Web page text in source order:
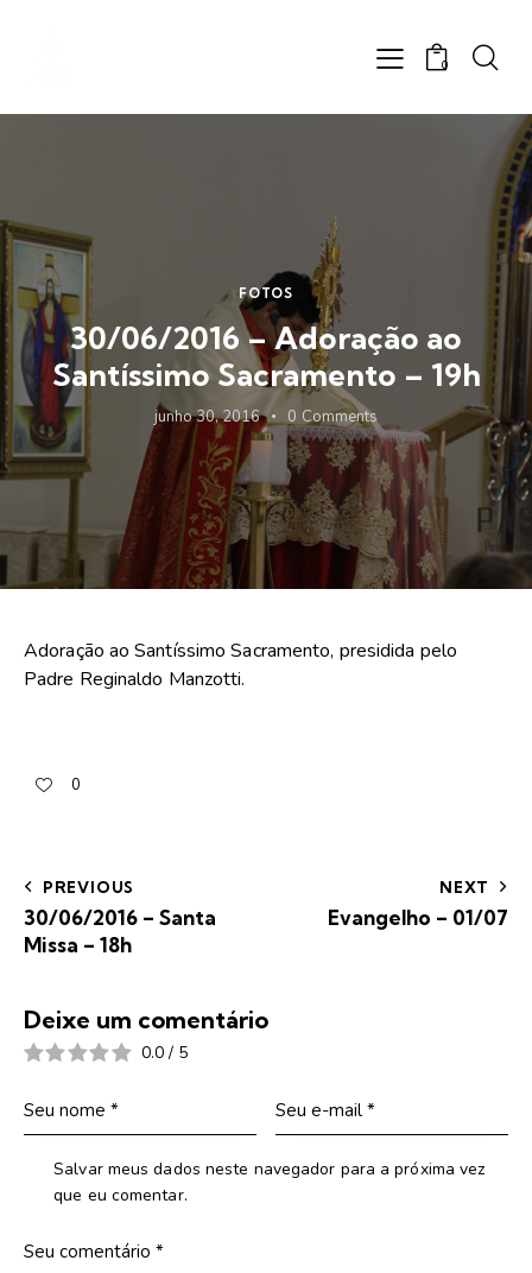
0
FOTOS
30/06/2016 – Adoração ao
Santíssimo Sacramento – 19h
junho 30, 2016 0 Comments
Adoração ao Santíssimo Sacramento, presidida pelo
Padre Reginaldo Manzotti.
0
PREVIOUS
30/06/2016 – Santa
Missa – 18h
NEXT
Evangelho – 01/07
Deixe um comentário
0.0 / 5
Salvar meus dados neste navegador para a próxima vez
que eu comentar.